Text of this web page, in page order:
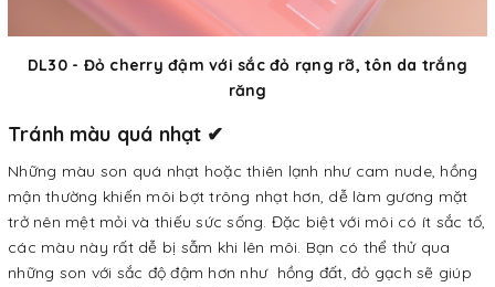
DL30 - Đỏ cherry đậm với sắc đỏ rạng rỡ, tôn da trắng
răng
Tránh màu quá nhạt ✔
Những màu son quá nhạt hoặc thiên lạnh như cam nude, hồng
mận thường khiến môi bợt trông nhạt hơn, dễ làm gương mặt
trở nên mệt mỏi và thiếu sức sống. Đặc biệt với môi có ít sắc tố,
các màu này rất dễ bị sẫm khi lên môi. Bạn có thể thử qua
những son với sắc độ đậm hơn như hồng đất, đỏ gạch sẽ giúp